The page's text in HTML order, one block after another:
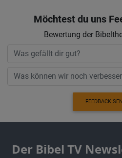
Möchtest du uns
Bewertung der
FEEDBACK
Der Bibel TV